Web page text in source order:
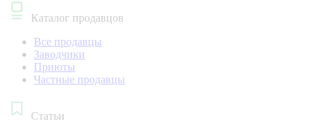
Каталог продавцов
Все продавцы
Заводчики
Приюты
Частные продавцы
Статьи